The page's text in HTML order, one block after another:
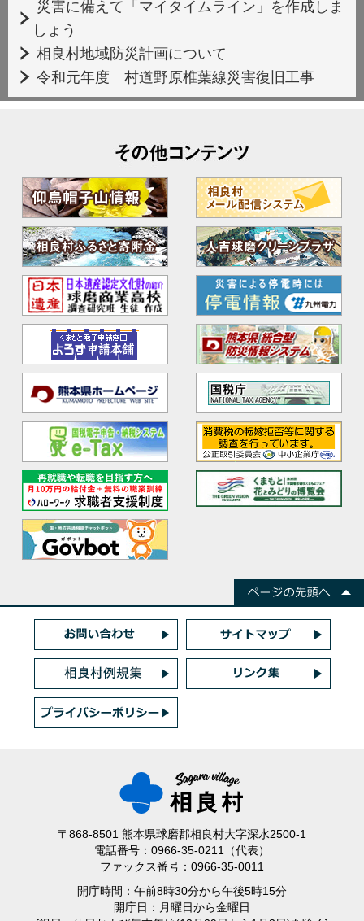
災害に備えて「マイタイムライン」を作成しま
しょう
相良村地域防災計画について
令和元年度 村道野原椎葉線災害復旧工事
〒868-8501 熊本県球磨郡相良村大字深水2500-1
電話番号：0966-35-0211（代表）
ファックス番号：0966-35-0011
開庁時間：午前8時30分から午後5時15分
開庁日：月曜日から金曜日